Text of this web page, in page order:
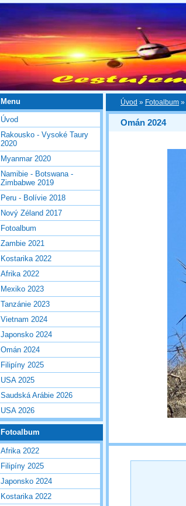
Úvod » Fotoalbum »
Omán 2024
Menu
Úvod
Rakousko - Vysoké Taury
2020
Myanmar 2020
Namibie - Botswana -
Zimbabwe 2019
Peru - Bolívie 2018
Nový Zéland 2017
Fotoalbum
Zambie 2021
Kostarika 2022
Afrika 2022
Mexiko 2023
Tanzánie 2023
Vietnam 2024
Japonsko 2024
Omán 2024
Filipíny 2025
USA 2025
Saudská Arábie 2026
USA 2026
Fotoalbum
Afrika 2022
Filipíny 2025
Japonsko 2024
Kostarika 2022